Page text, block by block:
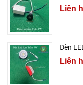
Liên
Đèn
Liên